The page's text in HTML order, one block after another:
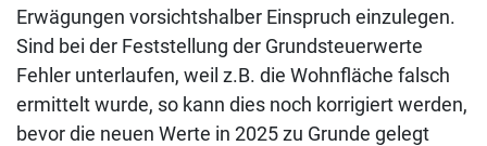
Erwägungen vorsichtshalber Einspruch einzulegen.
Sind bei der Feststellung der Grundsteuerwerte
Fehler unterlaufen, weil z.B. die Wohnfläche falsch
ermittelt wurde, so kann dies noch korrigiert werden,
bevor die neuen Werte in 2025 zu Grunde gelegt